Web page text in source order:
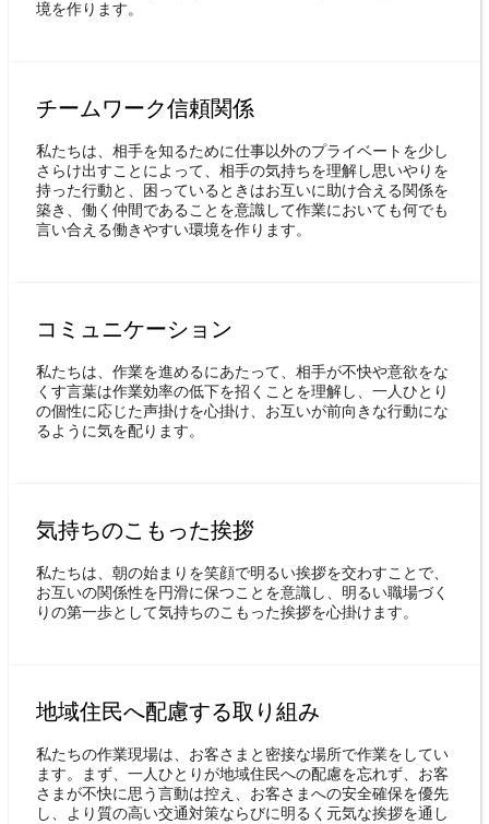
境を作ります。
チームワーク信頼関係
私たちは、相手を知るために仕事以外のプライベートを少し
さらけ出すことによって、相手の気持ちを理解し思いやりを
持った行動と、困っているときはお互いに助け合える関係を
築き、働く仲間であることを意識して作業においても何でも
言い合える働きやすい環境を作ります。
コミュニケーション
私たちは、作業を進めるにあたって、相手が不快や意欲をな
くす言葉は作業効率の低下を招くことを理解し、一人ひとり
の個性に応じた声掛けを心掛け、お互いが前向きな行動にな
るように気を配ります。
気持ちのこもった挨拶
私たちは、朝の始まりを笑顔で明るい挨拶を交わすことで、
お互いの関係性を円滑に保つことを意識し、明るい職場づく
りの第一歩として気持ちのこもった挨拶を心掛けます。
地域住民へ配慮する取り組み
私たちの作業現場は、お客さまと密接な場所で作業をしてい
ます。まず、一人ひとりが地域住民への配慮を忘れず、お客
さまが不快に思う言動は控え、お客さまへの安全確保を優先
し、より質の高い交通対策ならびに明るく元気な挨拶を通し